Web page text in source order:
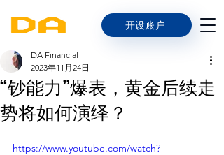
开设账户
“钞能力”爆表，黄金后续走
势将如何演绎？
DA Financial
2023年11月24日
https://www.youtube.com/watch?